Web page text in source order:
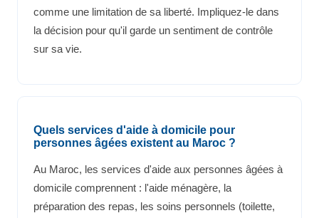
comme une limitation de sa liberté. Impliquez-le dans
la décision pour qu'il garde un sentiment de contrôle
sur sa vie.
Quels services d'aide à domicile pour
personnes âgées existent au Maroc ?
Au Maroc, les services d'aide aux personnes âgées à
domicile comprennent : l'aide ménagère, la
préparation des repas, les soins personnels (toilette,